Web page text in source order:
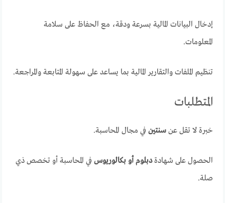
إدخال البيانات المالية بسرعة ودقة، مع الحفاظ على سلامة
المعلومات.
تنظيم الملفات والتقارير المالية بما يساعد على سهولة المتابعة والمراجعة.
المتطلبات
خبرة لا تقل عنسنتين في مجال المحاسبة.
الحصول على شهادةدبلوم أو بكالوريوس في المحاسبة أو تخصص ذي
صلة.